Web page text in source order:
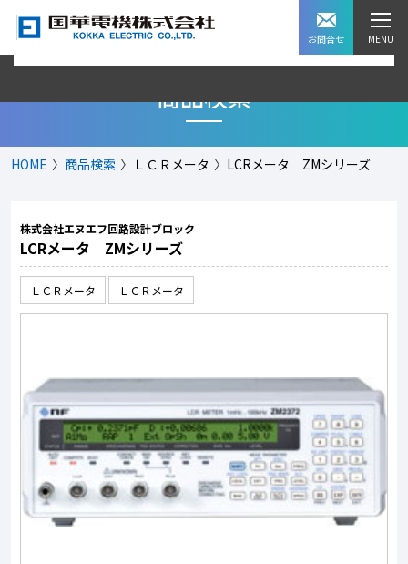
お問合せ
商品検索
HOME 商品検索 ＬＣＲメータ LCRメータ ZMシリーズ
株式会社エヌエフ回路設計ブロック
LCRメータ ZMシリーズ
ＬＣＲメータ ＬＣＲメータ